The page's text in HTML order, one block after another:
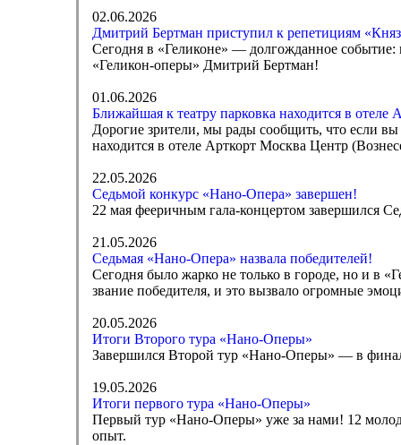
02.06.2026
Дмитрий Бертман приступил к репетициям
Сегодня в «Геликоне» — долгожданное событие:
«Геликон-оперы» Дмитрий Бертман!
01.06.2026
Ближайшая к театру парковка находится в отеле
Дорогие зрители, мы рады сообщить, что если
находится в отеле Арткорт Москва Центр
22.05.2026
Седьмой конкурс «Нано-Опера» завершен!
22 мая фееричным гала-концертом завершился
21.05.2026
Седьмая «Нано-Опера» назвала победителей!
Сегодня было жарко не только в городе, но и в
звание победителя, и это вызвало огромные
20.05.2026
Итоги Второго тура «Нано-Оперы»
Завершился Второй тур «Нано-Оперы» — в
19.05.2026
Итоги первого тура «Нано-Оперы»
Первый тур «Нано-Оперы» уже за нами! 12
опыт.